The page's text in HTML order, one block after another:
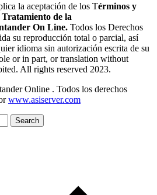
la aceptación de los Términos y
Tratamiento de la
On Line. Todos los Derechos
su reproducción total o parcial, así
idioma sin autorización escrita de su
or in part, or translation without
All rights reserved 2023.
Online . Todos los derechos
www.asiserver.com
Search